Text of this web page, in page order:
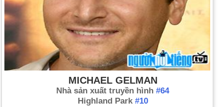
MICHAEL GELMAN
Nhà sản xuất truyền hình #64
Highland Park #10